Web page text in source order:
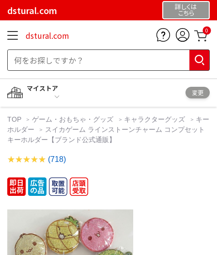
dstural.com 詳しくは
こちら
dstural.com 0
マイストア
変更
TOP ゲーム・おもちゃ・グッズ キャラクターグッズ
キー
ホルダー
スイカゲーム ラインストーンチャーム コンプセット
キーホルダー【ブランド公式通販】
(718)